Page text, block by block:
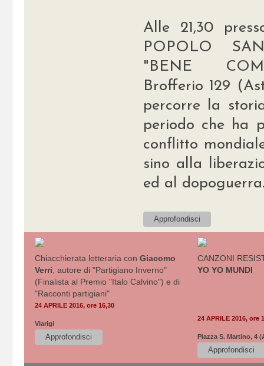
Alle 21,30
POPOLO
"BENE
Brofferio 129
percorre la
periodo che ha
conflitto
sino alla
ed al dopoguerra.
Approfondisci
Chiacchierata letteraria con Giacomo
Verri , autore di "Partigiano Inverno"
(Finalista al Premio "Italo Calvino") e di
"Racconti partigiani"
24 APRILE 2016, ore 16,30
Viarigi
Approfondisci
CANZONI
YO YO MUNDI
24 APRILE 2016, ore
Piazza S. Martino, 4
Approfondisci